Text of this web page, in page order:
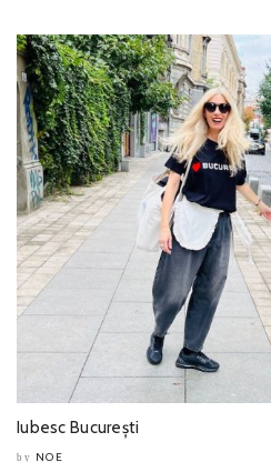
Iubesc București
by NOE